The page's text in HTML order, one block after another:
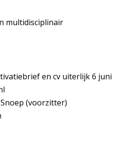
multidisciplinair
en cv uiterlijk 6 juni
(voorzitter)